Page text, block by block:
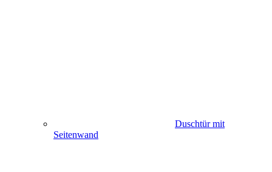
Duschtür mit
Seitenwand